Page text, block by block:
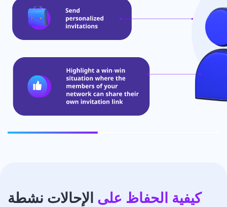
كيفية الحفاظ على الإحالات نشطة